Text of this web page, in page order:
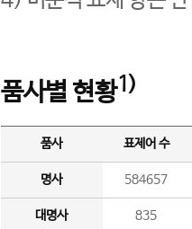
품사별 현황1)
품사 표제어 수
명사 584657
대명사 835